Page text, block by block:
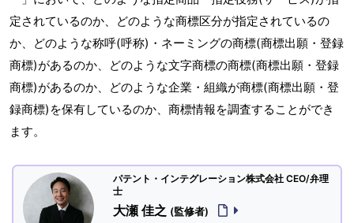
定されているのか、どのような商標区分が指定されているの
か、どのような称呼(呼称)・ネーミングの商標(商標出願・登録
商標)があるのか、どのような文字商標の商標(商標出願・登録
商標)があるのか、どのような企業・組織が商標(商標出願・登
録商標)を保有しているのか、商標情報を調査することができ
ます。
パテント・インテグレーション株式会社 CEO/弁理
士
大瀬 佳之 (監修者)